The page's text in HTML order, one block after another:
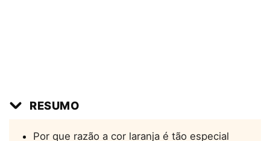
RESUMO
Por que razão a cor laranja é tão especial